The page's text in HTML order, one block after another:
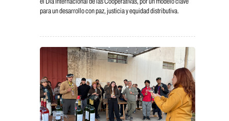
para un desarrollo con paz, justicia y equidad distributiva.